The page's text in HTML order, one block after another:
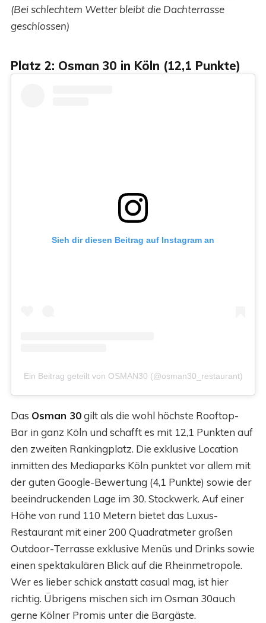
(Bei schlechtem Wetter bleibt die Dachterrasse
geschlossen)
Platz 2: Osman 30 in Köln (12,1 Punkte)
Sieh dir diesen Beitrag auf Instagram an
Ein Beitrag geteilt von OSMAN30 (@osman30_restaurant)
Das Osman 30gilt als die wohl höchste Rooftop-
Bar in ganz Köln und schafft es mit 12,1 Punkten auf
den zweiten Rankingplatz. Die exklusive Location
inmitten des Mediaparks Köln punktet vor allem mit
der guten Google-Bewertung (4,1 Punkte) sowie der
beeindruckenden Lage im 30. Stockwerk. Auf einer
Höhe von rund 110 Metern bietet das Luxus-
Restaurant mit einer 200 Quadratmeter großen
Outdoor-Terrasse exklusive Menüs und Drinks sowie
einen spektakulären Blick auf die Rheinmetropole.
Wer es lieber schick anstatt casual mag, ist hier
richtig. Übrigens mischen sich im Osman 30auch
gerne Kölner Promis unter die Bargäste.